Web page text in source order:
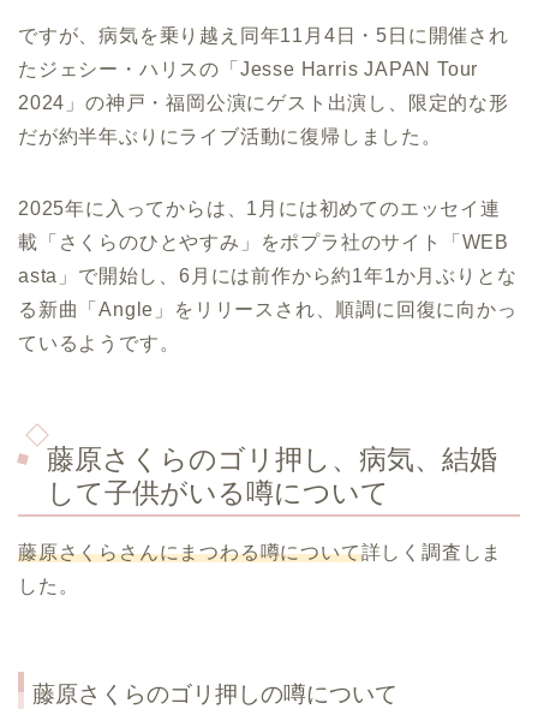
ですが、病気を乗り越え同年11月4日・5日に開催され
たジェシー・ハリスの「Jesse Harris JAPAN Tour
2024」の神戸・福岡公演にゲスト出演し、限定的な形
だが約半年ぶりにライブ活動に復帰しました。
2025年に入ってからは、1月には初めてのエッセイ連
載「さくらのひとやすみ」をポプラ社のサイト「WEB
asta」で開始し、6月には前作から約1年1か月ぶりとな
る新曲「Angle」をリリースされ、順調に回復に向かっ
ているようです。
藤原さくらのゴリ押し、病気、結婚
して子供がいる噂について
藤原さくらさんにまつわる噂について詳しく調査しま
した。
藤原さくらのゴリ押しの噂について